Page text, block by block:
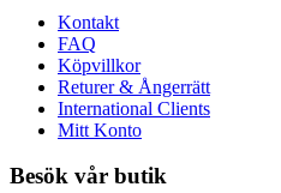
Kontakt
FAQ
Köpvillkor
Returer & Ångerrätt
International Clients
Mitt Konto
Besök vår butik